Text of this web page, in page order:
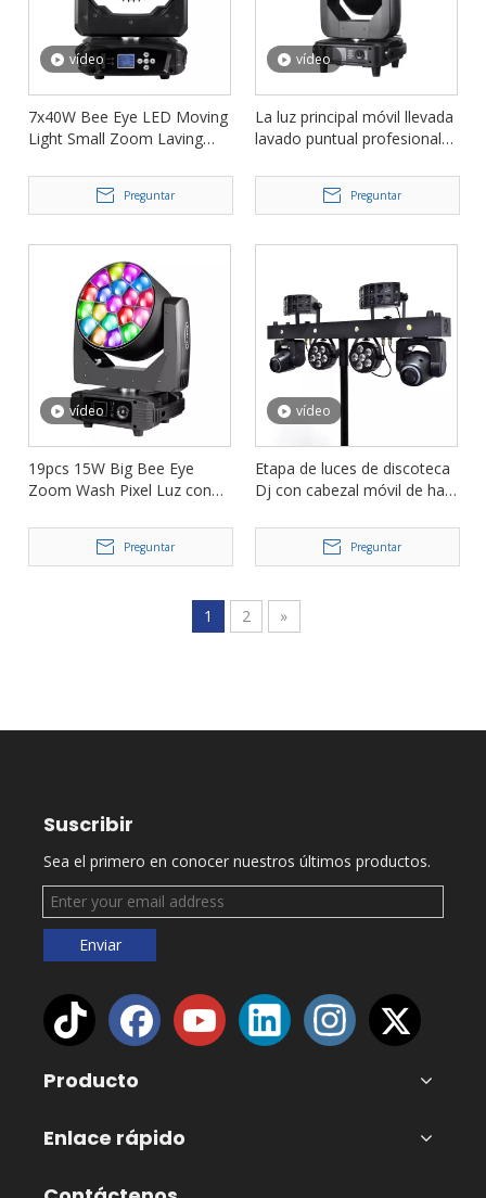
vídeo
7x40W Bee Eye LED Moving
Light Small Zoom Laving
Preguntar
vídeo
La luz principal móvil llevada
lavado puntual profesional
acontecimientos FD-
LM400BSW
Preguntar
vídeo
19pcs 15W Big Bee Eye
Zoom Wash Pixel Luz con
escenario FD-LM1915B
Preguntar
vídeo
Etapa de luces de discoteca
Dj con cabezal móvil de haz
FD-MB1
Preguntar
1 2 »
Suscribir
Sea el primero en conocer nuestros últimos productos.
Enviar
Producto
Enlace rápido